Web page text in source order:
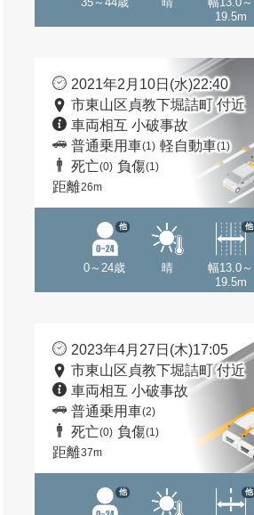
19.5m
2021年2月10日(水)22:40
市東山区貞教下堀詰町 付近
車両相互 小破事故
普通乗用車(1) 軽自動車(1)
死亡(0) 負傷(1)
距離26m
0～24歳
他
晴
幅13.0～
19.5m
他
2023年4月27日(木)17:05
市東山区貞教下堀詰町 付近
車両相互 小破事故
普通乗用車(2)
死亡(0) 負傷(1)
距離37m
他 他